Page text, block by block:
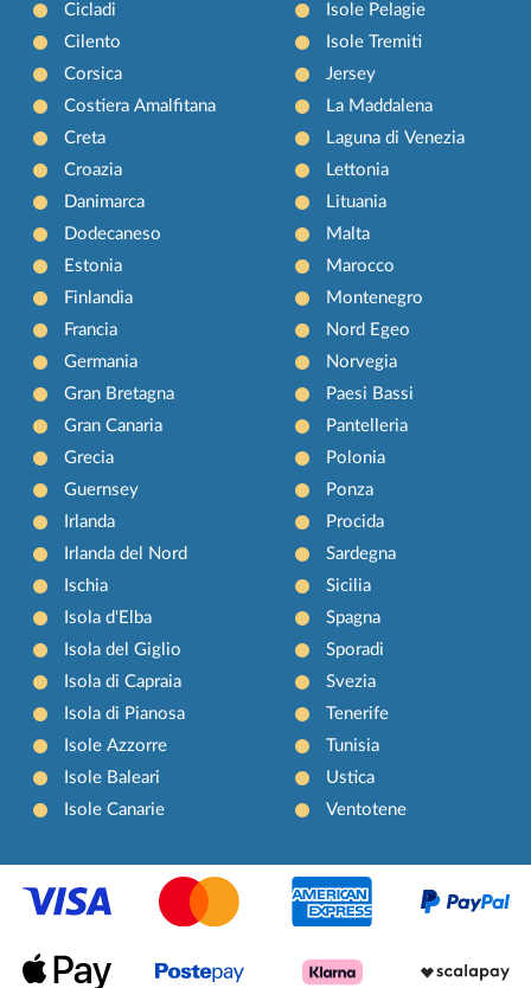
Cicladi
Cilento
Corsica
Costiera Amalfitana
Creta
Croazia
Danimarca
Dodecaneso
Estonia
Finlandia
Francia
Germania
Gran Bretagna
Gran Canaria
Grecia
Guernsey
Irlanda
Irlanda del Nord
Ischia
Isola d'Elba
Isola del Giglio
Isola di Capraia
Isola di Pianosa
Isole Azzorre
Isole Baleari
Isole Canarie
Isole Pelagie
Isole Tremiti
Jersey
La Maddalena
Laguna di Venezia
Lettonia
Lituania
Malta
Marocco
Montenegro
Nord Egeo
Norvegia
Paesi Bassi
Pantelleria
Polonia
Ponza
Procida
Sardegna
Sicilia
Spagna
Sporadi
Svezia
Tenerife
Tunisia
Ustica
Ventotene